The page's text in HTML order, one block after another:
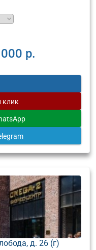
р.
клик
д. 26 (г)